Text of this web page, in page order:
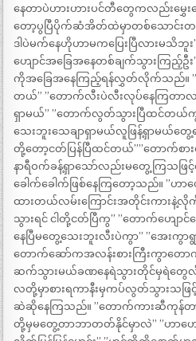
နေတာပဲဟားဟားပင်တီတွေကလည်းမွှေးန
တော့ပွပြီပိုက်ဆံအိတ်ထဲမှာတစ်သောင်းတ
ဒါပဲမက်နေဟိုဟာမကပြေးပြီလားမသိ
ဟျောင်အခြေအနေတစ်ချက်သွားကြ
ကိုအခြေအနေကြည့်ရန်လွှတ်လိုက်သည်။ ”
တယ်” ”တောက်လီးပဲလီးလုပ်နေကြတာ
ရှာမယ်” ”တောက်လွတ်သွားပြီထင်တယ်ကွ
သေးဘူးသေချာရှာမယ်လူဖြန့်ရှာမယ်တွေ့
တို့တော့ငတ်ပြန်ပြီထင်တယ်””တောက်စား
နာရီဝက်ခန့်ရှာသော်လည်းမတွေ့ကြသဖ
ခေါက်ခေါက်ဖြစ်နေကြတော့သည်။ ”ဟ
ထားတယ်လမ်းကြောင်းအတိုင်းကား
သွားရင် ငါတို့ငတ်ပြီကွ” ”တောက်ဟျေ
နေပြီမတွေ့သေးဘူးလီးပဲကွာ” ”အေးကွ
တောက်ဆော်ကအလန်းစားကြီးကွာတော
ဆက်သွားမယ်ခဏနေရဲသွားတိုင်မှရဲတွေ
လတို့မှာစားရကာနီးမှကပ်လွတ်သွားသဖြင့်မ
ဆဲဆိုနေကြသည်။ ”တောက်ကားဆီကုန်တ
တို့မှမတွေ့တာဘာတတ်နိုင်မှာလဲ” ”ဟာဟ